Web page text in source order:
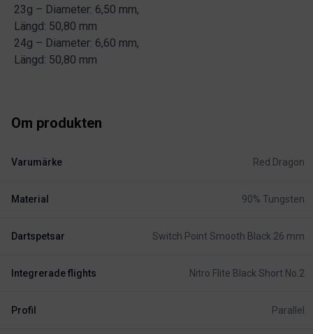
23g – Diameter: 6,50 mm,
Längd: 50,80 mm
24g – Diameter: 6,60 mm,
Längd: 50,80 mm
Om produkten
Varumärke Red Dragon
Material 90% Tungsten
Dartspetsar Switch Point Smooth Black 26 mm
Integrerade flights Nitro Flite Black Short No.2
Profil Parallel